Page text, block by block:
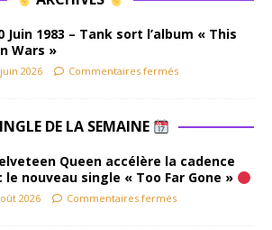
Juin 1983 – Tank sort l’album « This
Wars »
2026 Commentaires fermés
DE LA SEMAINE
Queen accélère la cadence
le nouveau single « Too Far Gone »
2026 Commentaires fermés